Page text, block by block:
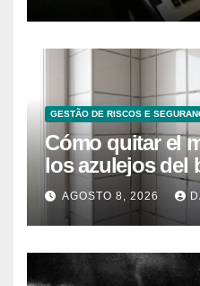
GESTÃO DE RISCOS E
Cómo quitar el
los azulejos del
caseros
AGOSTO 8, 2026